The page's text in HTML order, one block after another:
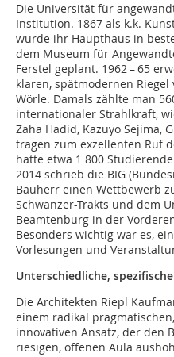
Die Universität für
Institution. 1867 als k.k.
wurde ihr Haupthaus in
dem Museum für
Ferstel geplant. 1962 – 65
klaren, spätmodernen
Wörle. Damals zählte man
internationaler Strahlkraft,
Zaha Hadid, Kazuyo Sejima,
tragen zum exzellenten Ruf
hatte etwa 1 800
2014 schrieb die BIG
Bauherr einen Wettbewerb
Schwanzer-Trakts und dem
Beamtenburg in der
Besonders wichtig war es,
Vorlesungen und
Unterschiedliche,
Die Architekten Riepl
einem radikal
innovativen Ansatz, der den
riesigen, offenen Aula